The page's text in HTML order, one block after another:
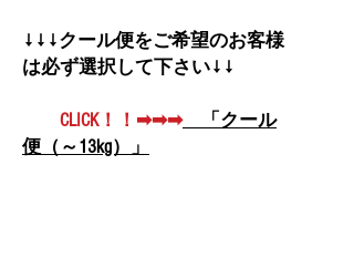
↓↓↓クール便をご希望のお客様
は必ず選択して下さい↓↓
CLICK！！➡➡➡
「クール
便（～13kg）」